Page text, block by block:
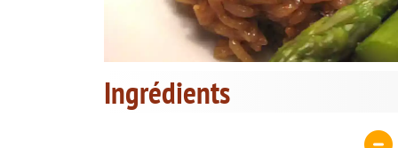
Ingrédients